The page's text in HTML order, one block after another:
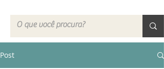
Post